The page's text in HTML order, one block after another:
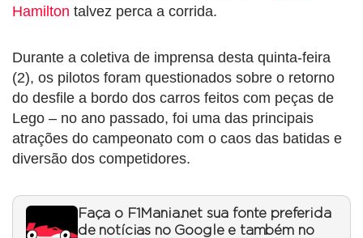
Hamilton talvez perca a corrida.
Durante a coletiva de imprensa desta quinta-feira
(2), os pilotos foram questionados sobre o retorno
do desfile a bordo dos carros feitos com peças de
Lego – no ano passado, foi uma das principais
atrações do campeonato com o caos das batidas e
diversão dos competidores.
Faça o F1Mania.net sua fonte preferida
de notícias no Google e também no